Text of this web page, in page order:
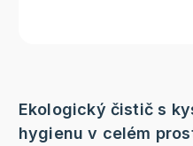
Ekologický čistič s
hygienu v celém